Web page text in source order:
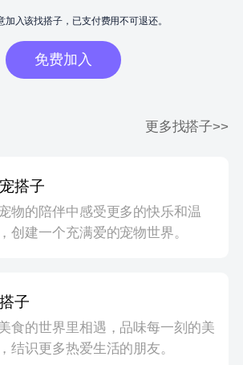
加入该找搭子，已支付费用不可退还。
免费加入
更多找搭子>>
搭子
物的陪伴中感受更多的快乐和温
创建一个充满爱的宠物世界。
子
食的世界里相遇，品味每一刻的美
结识更多热爱生活的朋友。